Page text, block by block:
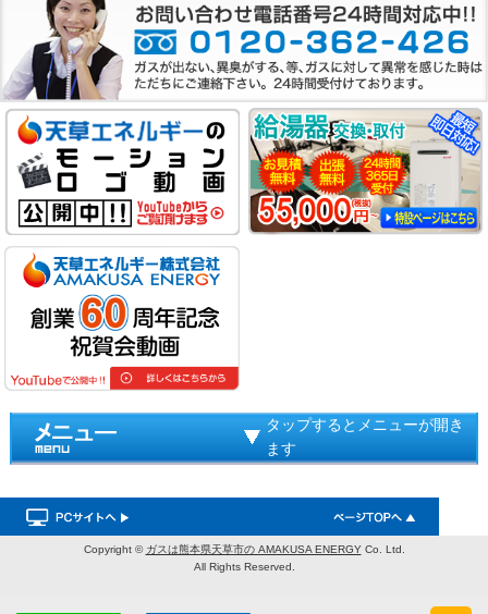
タップするとメニューが開き
ます
Copyright © ガスは熊本県天草市の AMAKUSA ENERGYCo. Ltd.
All Rights Reserved.